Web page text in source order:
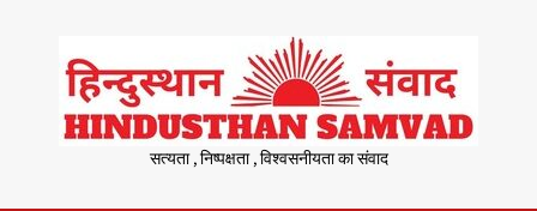
content
सत्यता , निष्पक्षता , विश्वसनीयता का संवाद